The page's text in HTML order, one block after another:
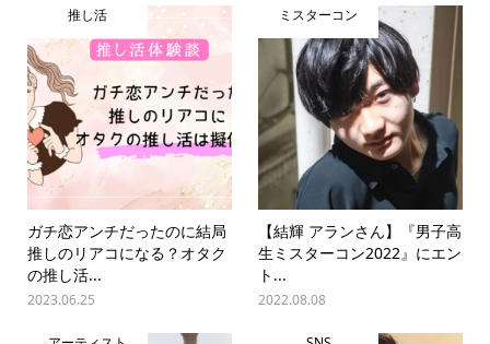
推し活
ガチ恋アンチだったのに結局
推しのリアコになる？オタク
の推し活...
2023.06.25
ミスターコン
【結輝 アランさん】『男子高
生ミスターコン2022』にエン
ト...
2022.08.08